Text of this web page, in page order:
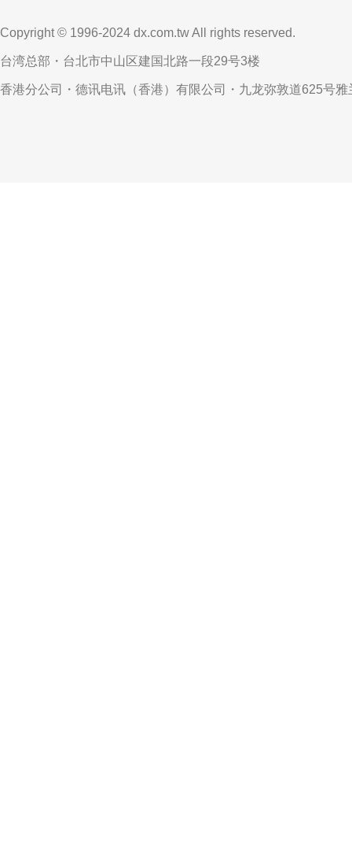
Copyright © 1996-2024 dx.com.tw All rights reserved.
台湾总部・台北市中山区建国北路一段29号3楼
香港分公司・德讯电讯（香港）有限公司・九龙弥敦道625号